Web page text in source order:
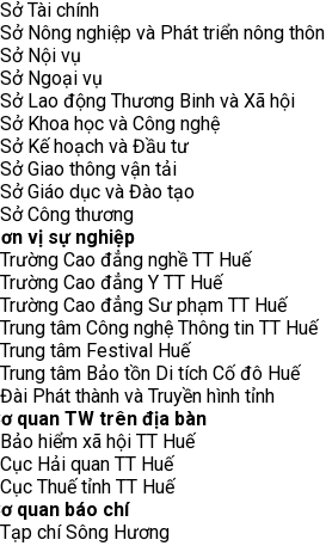
Sở Tài chính
Sở Nông nghiệp và Phát triển nông thôn
Sở Nội vụ
Sở Ngoại vụ
Sở Lao động Thương Binh và Xã hội
Sở Khoa học và Công nghệ
Sở Kế hoạch và Đầu tư
Sở Giao thông vận tải
Sở Giáo dục và Đào tạo
Sở Công thương
vị sự nghiệp
Trường Cao đẳng nghề TT Huế
Trường Cao đẳng Y TT Huế
Trường Cao đẳng Sư phạm TT Huế
Trung tâm Công nghệ Thông tin TT Huế
Trung tâm Festival Huế
Trung tâm Bảo tồn Di tích Cố đô Huế
Đài Phát thành và Truyền hình tỉnh
quan TW trên địa bàn
Bảo hiểm xã hội TT Huế
Cục Hải quan TT Huế
Cục Thuế tỉnh TT Huế
quan báo chí
Tạp chí Sông Hương